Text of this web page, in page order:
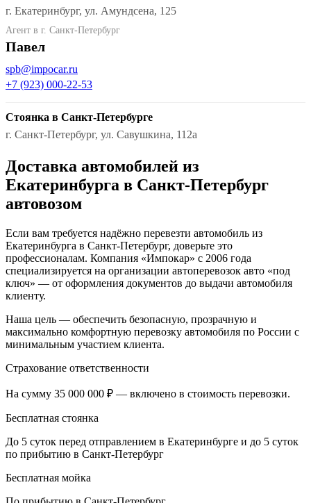
г. Екатеринбург, ул. Амундсена, 125
Агент в г. Санкт-Петербург
Павел
spb@impocar.ru
+7 (923) 000-22-53
Стоянка в Санкт-Петербурге
г. Санкт-Петербург, ул. Савушкина, 112а
Доставка автомобилей из
Екатеринбурга в Санкт-Петербург
автовозом
Если вам требуется надёжно перевезти автомобиль из
Екатеринбурга в Санкт-Петербург, доверьте это
профессионалам. Компания «Импокар» с 2006 года
специализируется на организации автоперевозок авто «под
ключ» — от оформления документов до выдачи автомобиля
клиенту.
Наша цель — обеспечить безопасную, прозрачную и
максимально комфортную перевозку автомобиля по России с
минимальным участием клиента.
Страхование ответственности
На сумму 35 000 000 ₽ — включено в стоимость перевозки.
Бесплатная стоянка
До 5 суток перед отправлением в Екатеринбурге и до 5 суток
по прибытию в Санкт-Петербург
Бесплатная мойка